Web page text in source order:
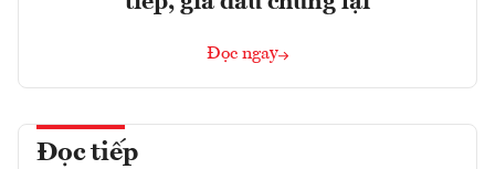
Đọc ngay
Đọc tiếp